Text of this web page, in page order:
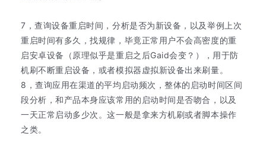
7，查询设备重启时间，分析是否为新设备，以及举例上次
重启时间有多久，找规律，毕竟正常用户不会高密度的重
启安卓设备（原理似乎是重启之后Gaid会变？），用于防
机刷不断重启设备，或者模拟器虚拟新设备出来刷量。
8，查询应用在渠道的平均启动频次，整体的启动时间区间
段分析，和产品本身应该常用的启动时间是否吻合，以及
一天正常启动多少次。这一般是拿来方机刷或者脚本操作
之类。